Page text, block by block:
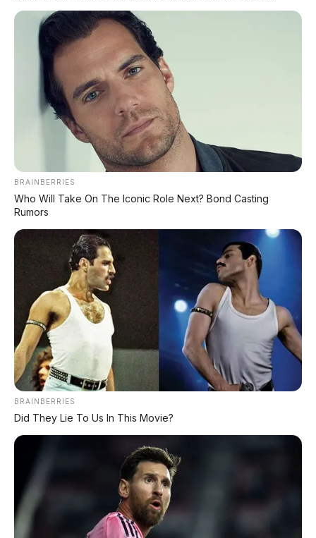
FACEBOOK KAMI
Anugerah Perdana Motor Bali
Ikuti kami untuk update stok unit dan berita otomotif harian.
OTOMOTIF
Spesifikasi Motor
BRAINBERRIES
Who Will Take On The Iconic Role Next? Bond Casting
Rumors
BRAINBERRIES
Did They Lie To Us In This Movie?